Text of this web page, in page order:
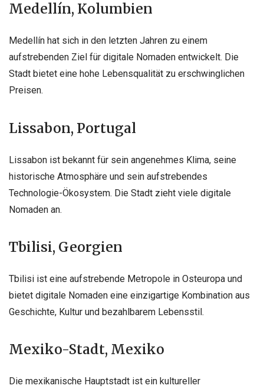
Medellín, Kolumbien
Medellín hat sich in den letzten Jahren zu einem
aufstrebenden Ziel für digitale Nomaden entwickelt. Die
Stadt bietet eine hohe Lebensqualität zu erschwinglichen
Preisen.
Lissabon, Portugal
Lissabon ist bekannt für sein angenehmes Klima, seine
historische Atmosphäre und sein aufstrebendes
Technologie-Ökosystem. Die Stadt zieht viele digitale
Nomaden an.
Tbilisi, Georgien
Tbilisi ist eine aufstrebende Metropole in Osteuropa und
bietet digitale Nomaden eine einzigartige Kombination aus
Geschichte, Kultur und bezahlbarem Lebensstil.
Mexiko-Stadt, Mexiko
Die mexikanische Hauptstadt ist ein kultureller